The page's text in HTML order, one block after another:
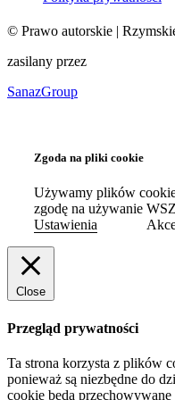
© Prawo autorskie |
zasilany przez
SanazGroup
Zgoda na pliki cookie
Używamy plików
zgodę na używanie
Ustawienia
Close
Przegląd prywatności
Ta strona korzysta z plików
ponieważ są niezbędne do
cookie będą